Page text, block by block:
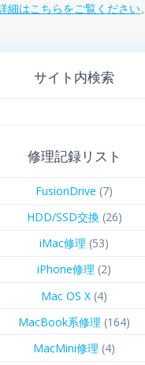
細はこちらをご覧ください。
サイト内検索
修理記録リスト
FusionDrive (7)
HDD/SSD交換(26)
iMac修理 (53)
iPhone修理 (2)
Mac OS X (4)
MacBook系修理 (164)
MacMini修理 (4)